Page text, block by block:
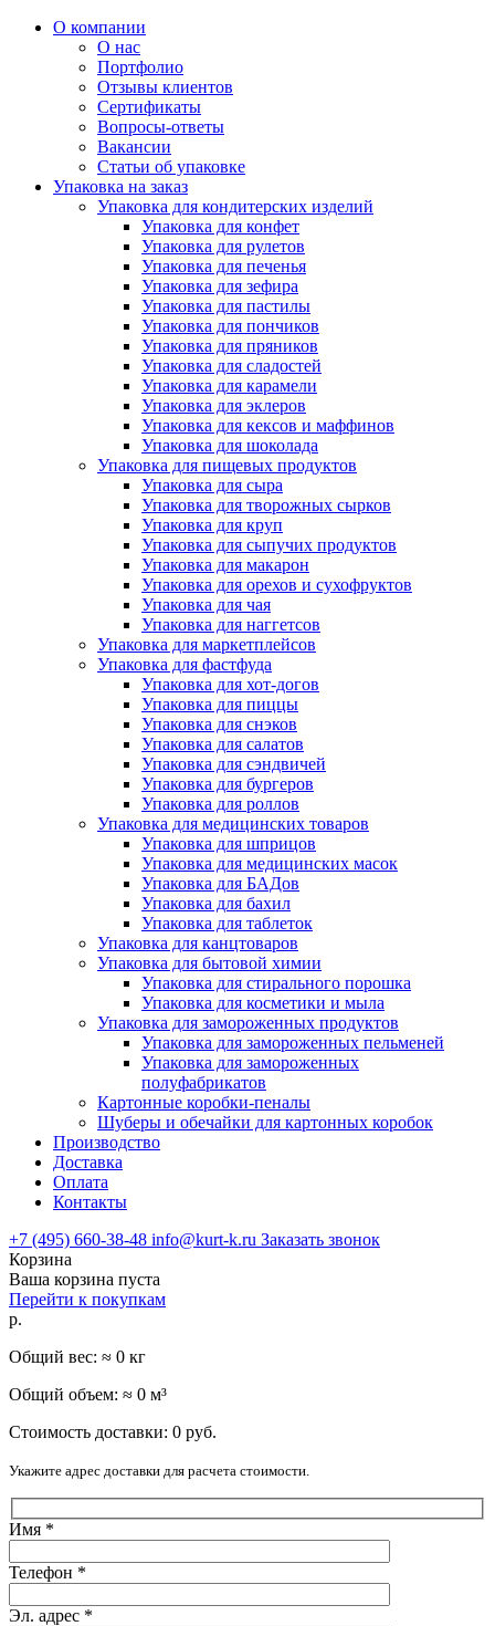
О компании
О нас
Портфолио
Отзывы клиентов
Сертификаты
Вопросы-ответы
Вакансии
Статьи об упаковке
Упаковка на заказ
Упаковка для кондитерских изделий
Упаковка для конфет
Упаковка для рулетов
Упаковка для печенья
Упаковка для зефира
Упаковка для пастилы
Упаковка для пончиков
Упаковка для пряников
Упаковка для сладостей
Упаковка для карамели
Упаковка для эклеров
Упаковка для кексов и маффинов
Упаковка для шоколада
Упаковка для пищевых продуктов
Упаковка для сыра
Упаковка для творожных сырков
Упаковка для круп
Упаковка для сыпучих продуктов
Упаковка для макарон
Упаковка для орехов и сухофруктов
Упаковка для чая
Упаковка для наггетсов
Упаковка для маркетплейсов
Упаковка для фастфуда
Упаковка для хот-догов
Упаковка для пиццы
Упаковка для снэков
Упаковка для салатов
Упаковка для сэндвичей
Упаковка для бургеров
Упаковка для роллов
Упаковка для медицинских товаров
Упаковка для шприцов
Упаковка для медицинских масок
Упаковка для БАДов
Упаковка для бахил
Упаковка для таблеток
Упаковка для канцтоваров
Упаковка для бытовой химии
Упаковка для стирального порошка
Упаковка для косметики и мыла
Упаковка для замороженных продуктов
Упаковка для замороженных пельменей
Упаковка для замороженных
полуфабрикатов
Картонные коробки-пеналы
Шуберы и обечайки для картонных коробок
Производство
Доставка
Оплата
Контакты
+7 (495) 660-38-48 info@kurt-k.ru Заказать звонок
Корзина
Ваша корзина пуста
Перейти к покупкам
р.
Общий вес: ≈ 0 кг
Общий объем: ≈ 0 м³
Стоимость доставки: 0 руб.
Укажите адрес доставки для расчета стоимости.
Имя *
Телефон *
Эл. адрес *